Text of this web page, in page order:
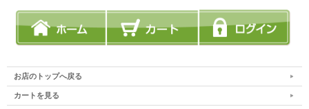
お店のトップへ戻る
カートを見る